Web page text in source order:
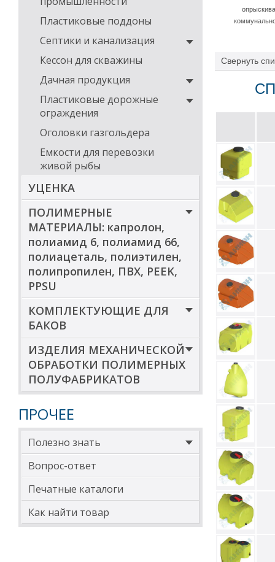
Пластиковые поддоны
Септики и канализация
Кессон для скважины
Дачная продукция
Пластиковые дорожные
ограждения
Оголовки газгольдера
Емкости для перевозки
живой рыбы
УЦЕНКА
ПОЛИМЕРНЫЕ
МАТЕРИАЛЫ: капролон,
полиамид 6, полиамид 66,
полиацеталь, полиэтилен,
полипропилен, ПВХ, PEEK,
PPSU
КОМПЛЕКТУЮЩИЕ ДЛЯ
БАКОВ
ИЗДЕЛИЯ МЕХАНИЧЕСКОЙ
ОБРАБОТКИ ПОЛИМЕРНЫХ
ПОЛУФАБРИКАТОВ
ПРОЧЕЕ
Полезно знать
Вопрос-ответ
Печатные каталоги
Как найти товар
Свернуть